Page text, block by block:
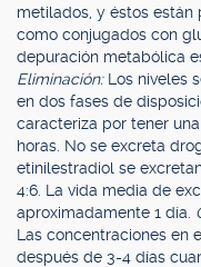
metilados, y éstos
como conjugados con
depuración metabólica
Eliminación: Los niveles
en dos fases de
caracteriza por tener
horas. No se excreta
etinilestradiol se
4:6. La vida media de
aproximadamente 1 día.
Las concentraciones en
después de 3-4 días